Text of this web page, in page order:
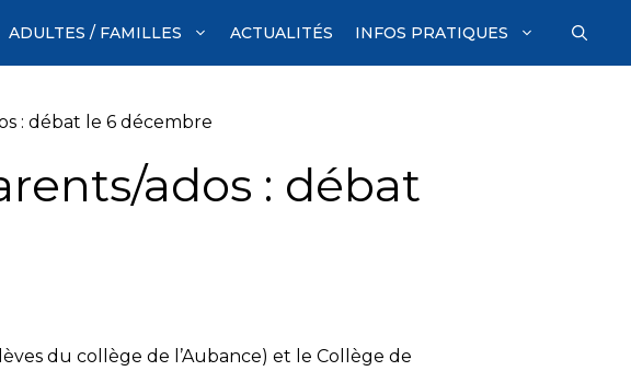
ADULTES / FAMILLES ACTUALITÉS INFOS PRATIQUES
: débat le 6 décembre
ados : débat
du collège de l’Aubance) et le Collège de